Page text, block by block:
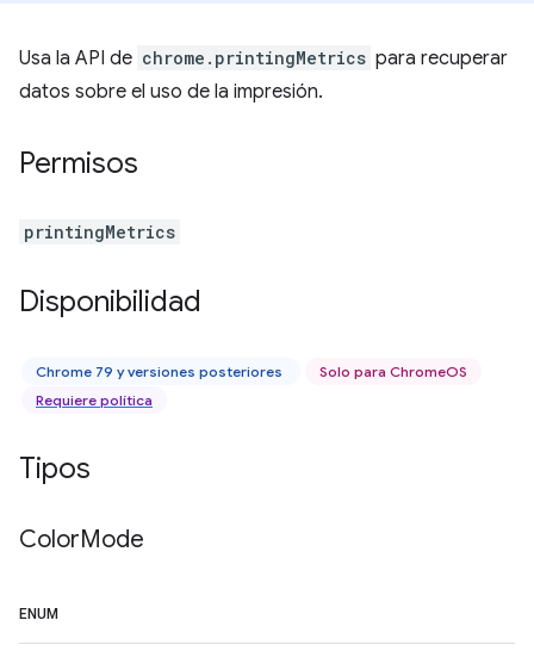
Usa la API de chrome.printingMetrics para recuperar
datos sobre el uso de la impresión.
Permisos
printingMetrics
Disponibilidad
Chrome 79 y versiones posteriores
Solo para ChromeOS
Requiere política
Tipos
ColorMode
ENUM